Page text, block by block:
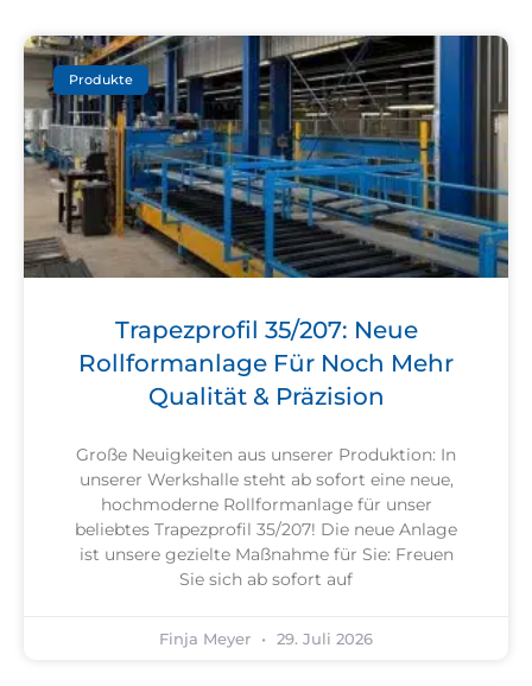
Produkte
Trapezprofil 35/207: Neue
Rollformanlage Für Noch Mehr
Qualität & Präzision
Große Neuigkeiten aus unserer Produktion: In
unserer Werkshalle steht ab sofort eine neue,
hochmoderne Rollformanlage für unser
beliebtes Trapezprofil 35/207! Die neue Anlage
ist unsere gezielte Maßnahme für Sie: Freuen
Sie sich ab sofort auf
Finja Meyer 29. Juli 2026